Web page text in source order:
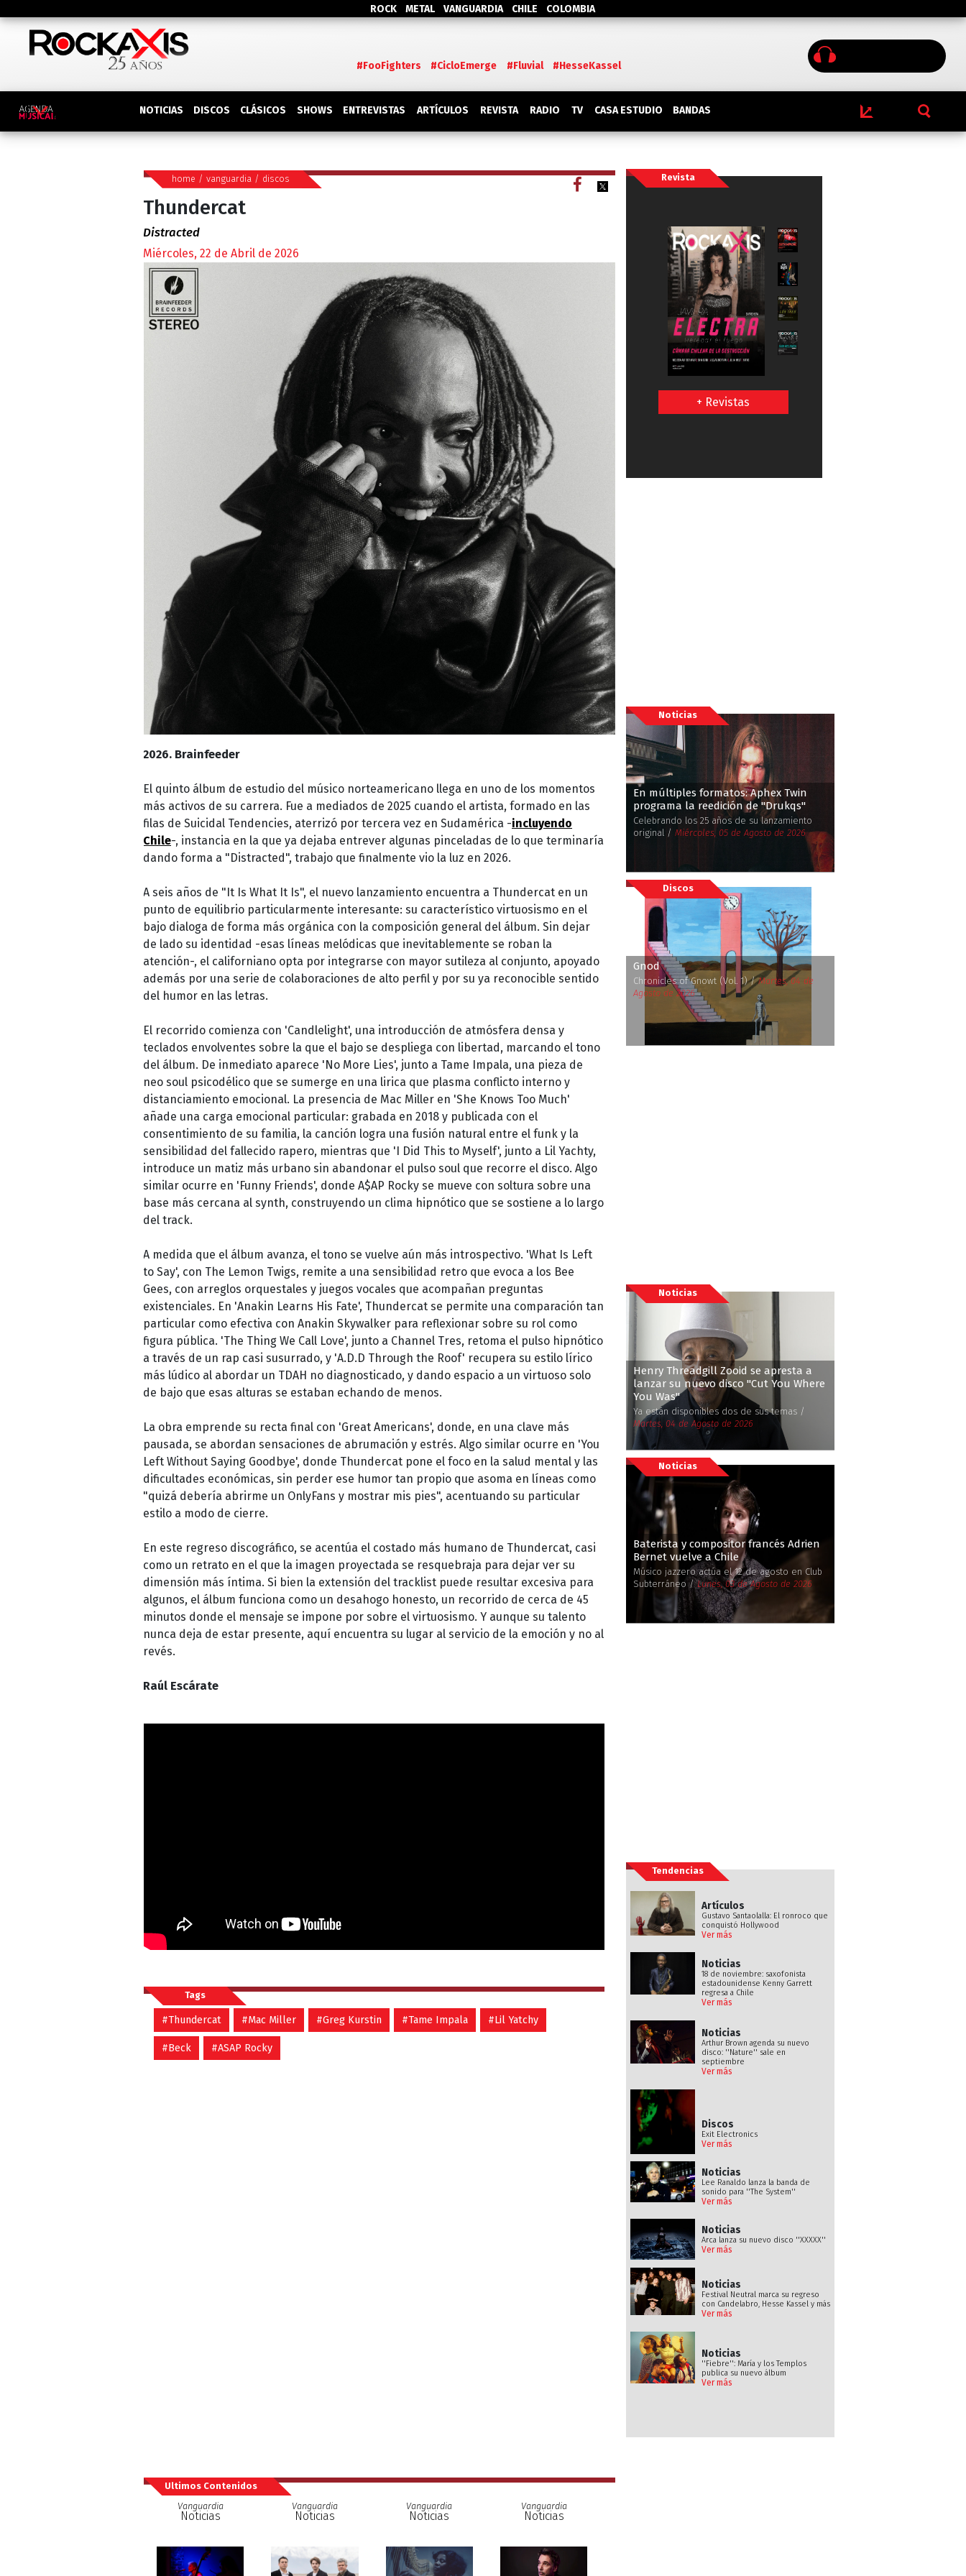
ROCK METAL VANGUARDIA CHILE COLOMBIA
#FooFighters #CicloEmerge #Fluvial #HesseKassel
NOTICIAS DISCOS CLÁSICOS SHOWS ENTREVISTAS ARTÍCULOS REVISTA RADIO TV CASA ESTUDIO BANDAS
home /vanguardia / discos
Thundercat
Distracted
Miércoles, 22 de Abril de 2026
2026. Brainfeeder
El quinto álbum de estudio del músico norteamericano llega en uno de los momentos
más activos de su carrera. Fue a mediados de 2025 cuando el artista, formado en las
filas de Suicidal Tendencies, aterrizó por tercera vez en Sudamérica -incluyendo
Chile-, instancia en la que ya dejaba entrever algunas pinceladas de lo que terminaría
dando forma a "Distracted", trabajo que finalmente vio la luz en 2026.
A seis años de "It Is What It Is", el nuevo lanzamiento encuentra a Thundercat en un
punto de equilibrio particularmente interesante: su característico virtuosismo en el
bajo dialoga de forma más orgánica con la composición general del álbum. Sin dejar
de lado su identidad -esas líneas melódicas que inevitablemente se roban la
atención-, el californiano opta por integrarse con mayor sutileza al conjunto, apoyado
además por una serie de colaboraciones de alto perfil y por su ya reconocible sentido
del humor en las letras.
El recorrido comienza con 'Candlelight', una introducción de atmósfera densa y
teclados envolventes sobre la que el bajo se despliega con libertad, marcando el tono
del álbum. De inmediato aparece 'No More Lies', junto a Tame Impala, una pieza de
neo soul psicodélico que se sumerge en una lirica que plasma conflicto interno y
distanciamiento emocional. La presencia de Mac Miller en 'She Knows Too Much'
añade una carga emocional particular: grabada en 2018 y publicada con el
consentimiento de su familia, la canción logra una fusión natural entre el funk y la
sensibilidad del fallecido rapero, mientras que 'I Did This to Myself', junto a Lil Yachty,
introduce un matiz más urbano sin abandonar el pulso soul que recorre el disco. Algo
similar ocurre en 'Funny Friends', donde A$AP Rocky se mueve con soltura sobre una
base más cercana al synth, construyendo un clima hipnótico que se sostiene a lo largo
del track.
A medida que el álbum avanza, el tono se vuelve aún más introspectivo. 'What Is Left
to Say', con The Lemon Twigs, remite a una sensibilidad retro que evoca a los Bee
Gees, con arreglos orquestales y juegos vocales que acompañan preguntas
existenciales. En 'Anakin Learns His Fate', Thundercat se permite una comparación tan
particular como efectiva con Anakin Skywalker para reflexionar sobre su rol como
figura pública. 'The Thing We Call Love', junto a Channel Tres, retoma el pulso hipnótico
a través de un rap casi susurrado, y 'A.D.D Through the Roof' recupera su estilo lírico
más lúdico al abordar un TDAH no diagnosticado, y dando espacio a un virtuoso solo
de bajo que esas alturas se estaban echando de menos.
La obra emprende su recta final con 'Great Americans', donde, en una clave más
pausada, se abordan sensaciones de abrumación y estrés. Algo similar ocurre en 'You
Left Without Saying Goodbye', donde Thundercat pone el foco en la salud mental y las
dificultades económicas, sin perder ese humor tan propio que asoma en líneas como
"quizá debería abrirme un OnlyFans y mostrar mis pies", acentuando su particular
estilo a modo de cierre.
En este regreso discográfico, se acentúa el costado más humano de Thundercat, casi
como un retrato en el que la imagen proyectada se resquebraja para dejar ver su
dimensión más íntima. Si bien la extensión del tracklist puede resultar excesiva para
algunos, el álbum funciona como un desahogo honesto, un recorrido de cerca de 45
minutos donde el mensaje se impone por sobre el virtuosismo. Y aunque su talento
nunca deja de estar presente, aquí encuentra su lugar al servicio de la emoción y no al
revés.
Raúl Escárate
Tags
#Thundercat #Mac Miller #Greg Kurstin #Tame Impala #Lil Yatchy
#Beck #ASAP Rocky
Ultimos Contenidos
Vanguardia
Noticias
Vanguardia
Noticias
Vanguardia
Noticias
Vanguardia
Noticias
Revista
+ Revistas
Noticias
En múltiples formatos: Aphex Twin
programa la reedición de ''Drukqs''
Celebrando los 25 años de su lanzamiento
original /Miércoles, 05 de Agosto de 2026
Discos
Gnod
Chronicles of Gnowt (Vol. 1) /Martes, 04 de
Agosto de 2026
Noticias
Henry Threadgill Zooid se apresta a
lanzar su nuevo disco ''Cut You Where
You Was''
Ya están disponibles dos de sus temas /
Martes, 04 de Agosto de 2026
Noticias
Baterista y compositor francés Adrien
Bernet vuelve a Chile
Músico jazzero actúa el 12 de agosto en Club
Subterráneo /Lunes, 03 de Agosto de 2026
Tendencias
Artículos
Gustavo Santaolalla: El ronroco que
conquistó Hollywood
Ver más
Noticias
18 de noviembre: saxofonista
estadounidense Kenny Garrett
regresa a Chile
Ver más
Noticias
Arthur Brown agenda su nuevo
disco: ''Nature'' sale en
septiembre
Ver más
Discos
Exit Electronics
Ver más
Noticias
Lee Ranaldo lanza la banda de
sonido para ''The System''
Ver más
Noticias
Arca lanza su nuevo disco ''XXXXX''
Ver más
Noticias
Festival Neutral marca su regreso
con Candelabro, Hesse Kassel y más
Ver más
Noticias
''Fiebre'': María y los Templos
publica su nuevo álbum
Ver más